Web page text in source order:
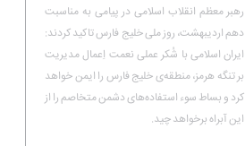
رهبر معظم انقلاب اسلامی در پیامی به مناسبت
دهم اردیبهشت، روز ملی خلیج فارس تاکید کردند:
ایران اسلامی با شُکر عملی نعمت اِعمال مدیریت
بر تنگه هرمز، منطقه‌ی خلیج فارس را ایمن خواهد
کرد و بساط سوء استفاده‌های دشمن متخاصم را از
این آبراه برخواهد چید.